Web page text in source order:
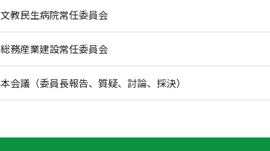
文教民生病院常任委員会
総務産業建設常任委員会
本会議（委員長報告、質疑、討論、採決）